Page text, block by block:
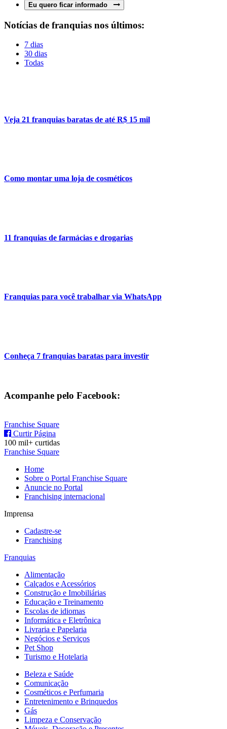
Eu quero ficar informado
Notícias de franquias nos últimos:
7 dias
30 dias
Todas
Veja 21 franquias baratas de até R$ 15 mil
Como montar uma loja de cosméticos
11 franquias de farmácias e drogarias
Franquias para você trabalhar via WhatsApp
Conheça 7 franquias baratas para investir
Acompanhe pelo Facebook:
Franchise Square
Curtir Página
100 mil+ curtidas
Franchise Square
Home
Sobre o Portal Franchise Square
Anuncie no Portal
Franchising internacional
Imprensa
Cadastre-se
Franchising
Franquias
Alimentação
Calçados e Acessórios
Construção e Imobiliárias
Educação e Treinamento
Escolas de idiomas
Informática e Eletrônica
Livraria e Papelaria
Negócios e Serviços
Pet Shop
Turismo e Hotelaria
Beleza e Saúde
Comunicação
Cosméticos e Perfumaria
Entretenimento e Brinquedos
Gás
Limpeza e Conservação